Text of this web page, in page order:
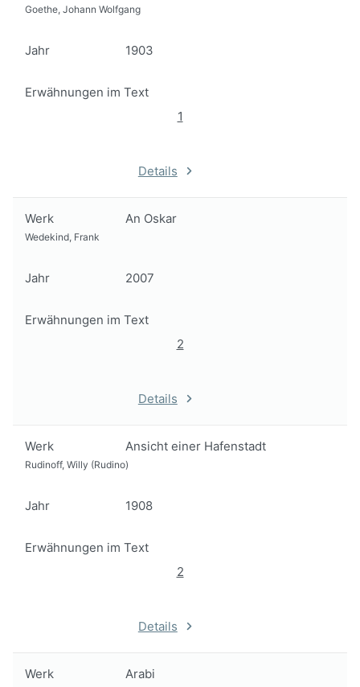
Goethe, Johann Wolfgang
Jahr 1903
Erwähnungen im Text
1
Details
Werk An Oskar
Wedekind, Frank
Jahr 2007
Erwähnungen im Text
2
Details
Werk Ansicht einer Hafenstadt
Rudinoff, Willy (Rudino)
Jahr 1908
Erwähnungen im Text
2
Details
Werk Arabi